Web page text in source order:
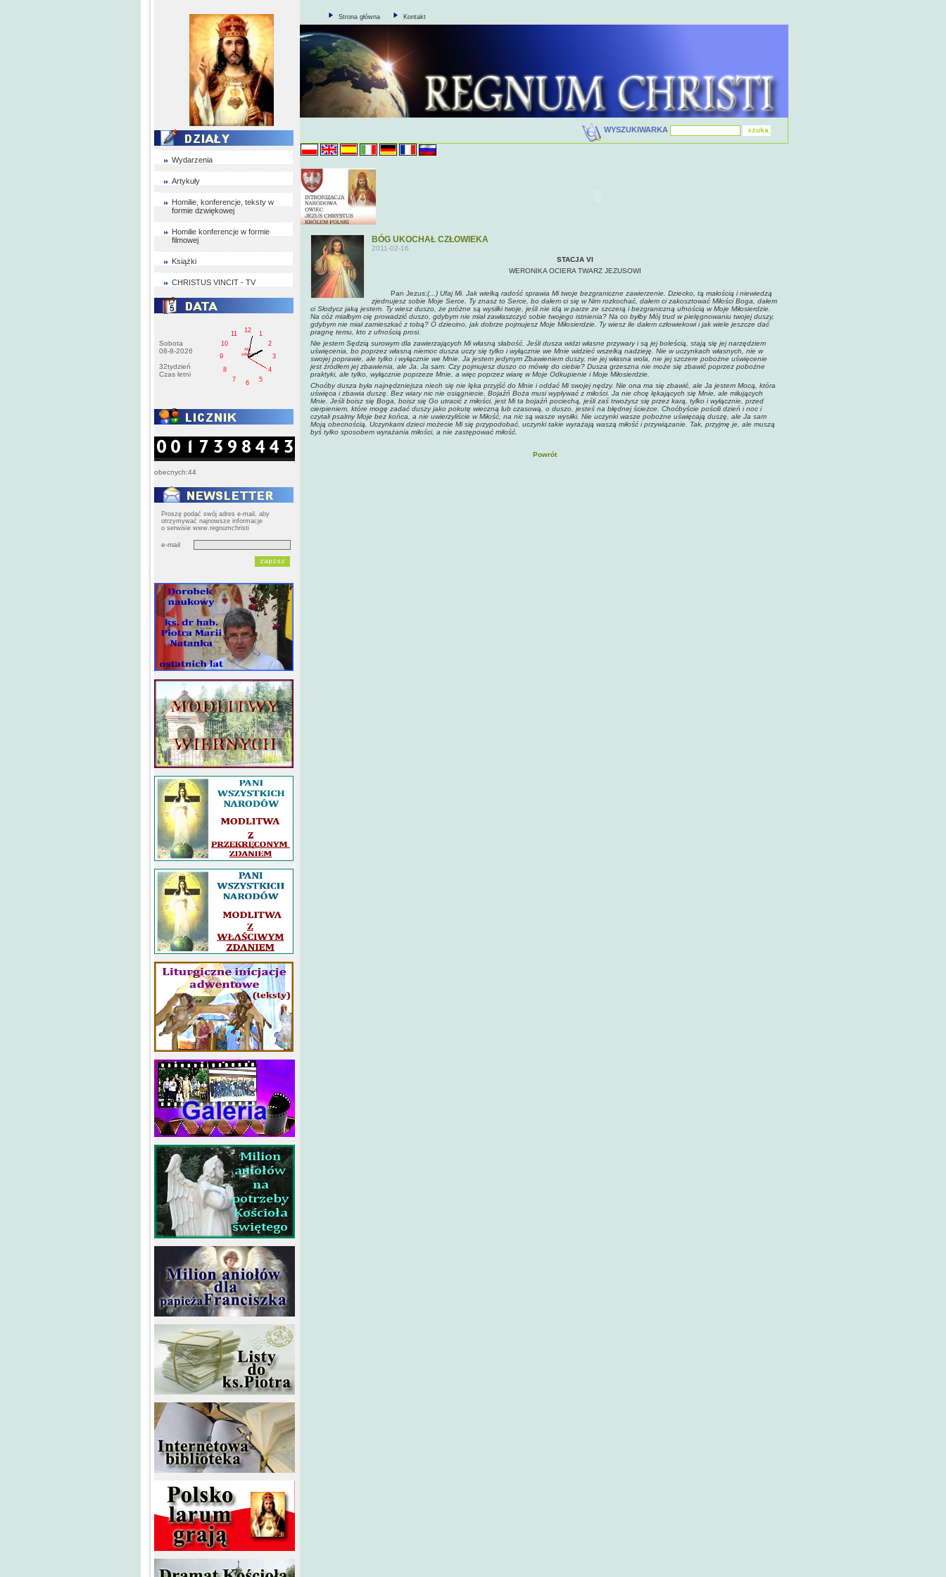
Wydarzenia
Artykuły
Homilie, konferencje, teksty w
formie dzwiękowej
Homilie konferencje w formie
filmowej
Książki
CHRISTUS VINCIT - TV
Sobota
08-8-2026
32tydzień
Czas letni
1
2
3
4
5
6
7
8
9
10
11
12
AM
sobota
obecnych:44
Proszę podać swój adres e-mail, aby
otrzymywać najnowsze informacje
o serwisie www.regnumchristi
e-mail
Strona główna Kontakt
WYSZUKIWARKA
BÓG UKOCHAŁ CZŁOWIEKA
2011-02-16
STACJA VI
WERONIKA OCIERA TWARZ JEZUSOWI
Pan Jezus:(...) Ufaj Mi. Jak wielką radość sprawia Mi twoje bezgraniczne zawierzenie. Dziecko, tą małością i niewiedzą
zjednujesz sobie Moje Serce. Ty znasz to Serce, bo dałem ci się w Nim rozkochać, dałem ci zakosztować Miłości Boga, dałem
ci Słodycz jaką jestem. Ty wiesz duszo, że próżne są wysiłki twoje, jeśli nie idą w parze ze szczerą i bezgraniczną ufnością w Moje Miłosierdzie.
Na cóż miałbym cię prowadzić duszo, gdybym nie miał zawłaszczyć sobie twojego istnienia? Na co byłby Mój trud w pielęgnowaniu twojej duszy,
gdybym nie miał zamieszkać z tobą? O dziecino, jak dobrze pojmujesz Moje Miłosierdzie. Ty wiesz ile dałem człowiekowi i jak wiele jeszcze dać
pragnę temu, kto z ufnością prosi.
Nie jestem Sędzią surowym dla zawierzających Mi własną słabość. Jeśli dusza widzi własne przywary i są jej boleścią, stają się jej narzędziem
uświęcenia, bo poprzez własną niemoc dusza uczy się tylko i wyłącznie we Mnie widzieć wszelką nadzieję. Nie w uczynkach własnych, nie w
swojej poprawie, ale tylko i wyłącznie we Mnie. Ja jestem jedynym Zbawieniem duszy, nie jej własna wola, nie jej szczere pobożne uświęcenie
jest źródłem jej zbawienia, ale Ja. Ja sam. Czy pojmujesz duszo co mówię do ciebie? Dusza grzeszna nie może się zbawić poprzez pobożne
praktyki, ale tylko, wyłącznie poprzeze Mnie, a więc poprzez wiarę w Moje Odkupienie i Moje Miłosierdzie.
Choćby dusza była najnędzniejsza niech się nie lęka przyjść do Mnie i oddać Mi swojej nędzy. Nie ona ma się zbawić, ale Ja jestem Mocą, która
uświęca i zbawia duszę. Bez wiary nic nie osiągniecie. Bojaźń Boża musi wypływać z miłości. Ja nie chcę lękających się Mnie, ale miłujących
Mnie. Jeśli boisz się Boga, boisz się Go utracić z miłości, jest Mi ta bojaźń pociechą, jeśli zaś trwożysz się przez karą, tylko i wyłącznie, przed
cierpieniem, które mogę zadać duszy jako pokutę wieczną lub czasową, o duszo, jesteś na błędnej ścieżce. Choćbyście pościli dzień i noc i
czytali psalmy Moje bez końca, a nie uwierzyliście w Miłość, na nic są wasze wysiłki. Nie uczynki wasze pobożne uświęcają duszę, ale Ja sam
Moją obecnością. Uczynkami dzieci możecie Mi się przypodobać, uczynki takie wyrażają waszą miłość i przywiązanie. Tak, przyjmę je, ale muszą
byś tylko sposobem wyrażania miłości, a nie zastępować miłość.
Powrót